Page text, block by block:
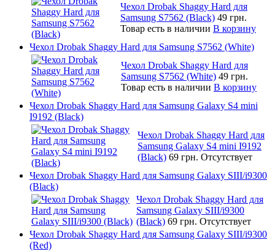
Чехол Drobak Shaggy Hard для
Samsung S7562 (Black) 49 грн.
Товар есть в наличии В корзину
Чехол Drobak Shaggy Hard для Samsung S7562 (White)
Чехол Drobak Shaggy Hard для
Samsung S7562 (White) 49 грн.
Товар есть в наличии В корзину
Чехол Drobak Shaggy Hard для Samsung Galaxy S4 mini
I9192 (Black)
Чехол Drobak Shaggy Hard для
Samsung Galaxy S4 mini I9192
(Black) 69 грн. Отсутствует
Чехол Drobak Shaggy Hard для Samsung Galaxy SIII/i9300
(Black)
Чехол Drobak Shaggy Hard для
Samsung Galaxy SIII/i9300
(Black) 69 грн. Отсутствует
Чехол Drobak Shaggy Hard для Samsung Galaxy SIII/i9300
(Red)